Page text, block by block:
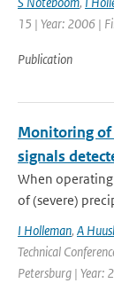
15 | Year: 2006 |
Publication
Monitoring of
signals
When
of (severe)
I Holleman, A
Technical
Petersburg | Year: